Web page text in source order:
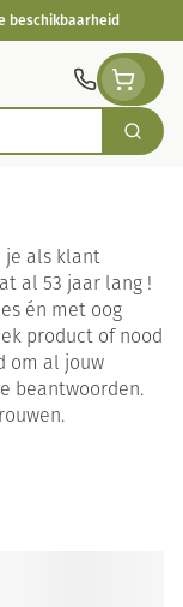
beschikbaarheid
Zoek
je als klant
al 53 jaar lang !
én met oog
product of nood
om al jouw
beantwoorden.